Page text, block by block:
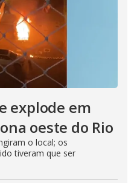
explode em
oeste do Rio
o local; os
tiveram que ser